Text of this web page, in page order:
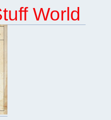
World